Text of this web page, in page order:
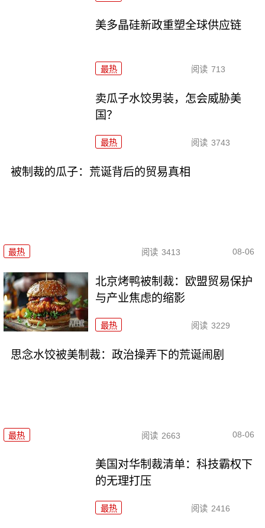
美多晶硅新政重塑全球供应链
最热 阅读 713
卖瓜子水饺男装，怎会威胁美
国？
最热 阅读 3743
被制裁的瓜子：荒诞背后的贸易真相
最热 阅读 3413 08-06
北京烤鸭被制裁：欧盟贸易保护
与产业焦虑的缩影
最热 阅读 3229
思念水饺被美制裁：政治操弄下的荒诞闹剧
最热 阅读 2663 08-06
美国对华制裁清单：科技霸权下
的无理打压
最热 阅读 2416